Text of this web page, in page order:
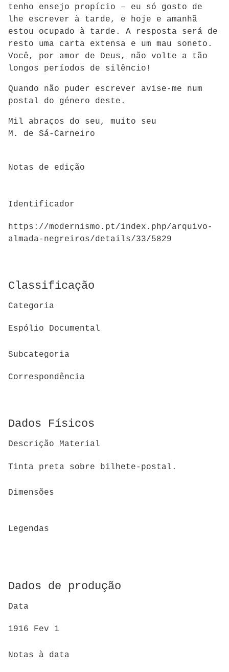
tenho ensejo propício – eu só gosto de
lhe escrever à tarde, e hoje e amanhã
estou ocupado à tarde. A resposta será de
resto uma carta extensa e um mau soneto.
Você, por amor de Deus, não volte a tão
longos períodos de silêncio!
Quando não puder escrever avise-me num
postal do género deste.
Mil abraços do seu, muito seu
M. de Sá-Carneiro
Notas de edição
Identificador
https://modernismo.pt/index.php/arquivo-
almada-negreiros/details/33/5829
Classificação
Categoria
Espólio Documental
Subcategoria
Correspondência
Dados Físicos
Descrição Material
Tinta preta sobre bilhete-postal.
Dimensões
Legendas
Dados de produção
Data
1916 Fev 1
Notas à data